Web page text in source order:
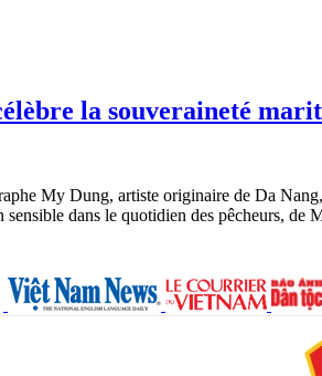
la souveraineté
My Dung, artiste originaire de Da
dans le quotidien des pêcheurs,